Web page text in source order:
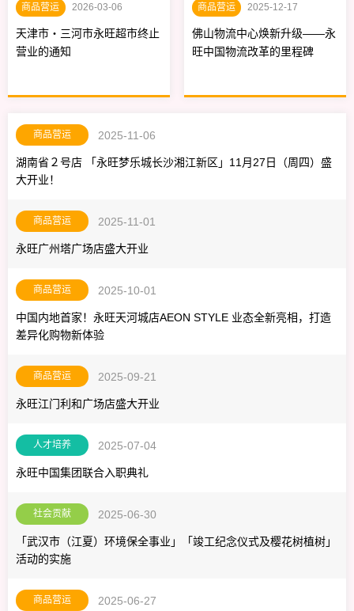
商品营运 2026-03-06
天津市・三河市永旺超市终止
营业的通知
商品营运 2025-12-17
佛山物流中心焕新升级——永
旺中国物流改革的里程碑
2025-11-06
商品营运
湖南省２号店 「永旺梦乐城长沙湘江新区」11月27日（周四）盛
大开业！
2025-11-01
商品营运
永旺广州塔广场店盛大开业
2025-10-01
商品营运
中国内地首家！永旺天河城店AEON STYLE 业态全新亮相，打造
差异化购物新体验
2025-09-21
商品营运
永旺江门利和广场店盛大开业
2025-07-04
人才培养
永旺中国集团联合入职典礼
2025-06-30
社会贡献
「武汉市（江夏）环境保全事业」「竣工纪念仪式及樱花树植树」
活动的实施
2025-06-27
商品营运